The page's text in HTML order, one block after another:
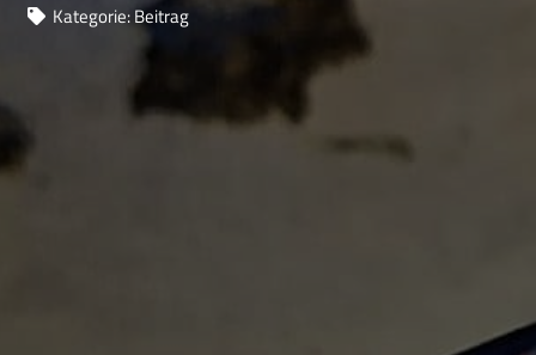
Kategorie:Beitrag